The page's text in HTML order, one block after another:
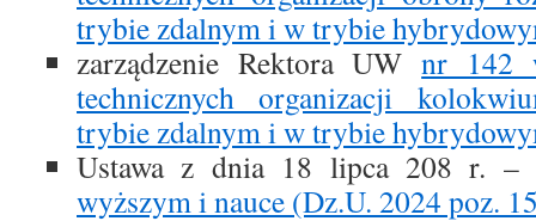
trybie zdalnym i w trybie
zarządzenie Rektora UWnr 142
technicznych organizacji
trybie zdalnym i w trybie
Ustawa z dnia 18 lipca 208 r. –
wyższym i nauce (Dz.U. 2024 poz.